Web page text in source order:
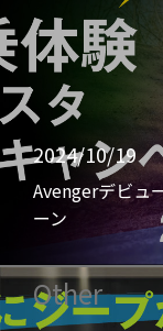
2024/10/19
Avengerデビュ
ーン
Other